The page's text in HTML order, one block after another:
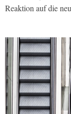
Reaktion auf die